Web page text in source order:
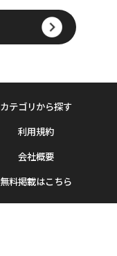
カテゴリから探す
利用規約
会社概要
無料掲載はこちら